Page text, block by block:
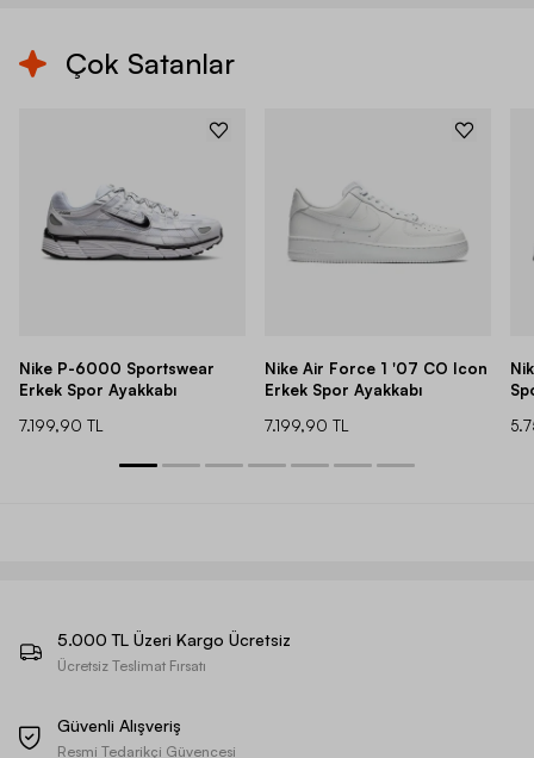
Çok Satanlar
Nike P-6000 Sportswear
Erkek Spor Ayakkabı
7.199,90 TL
Nike Air Force 1 '07 CO Icon
Erkek Spor Ayakkabı
7.199,90 TL
5.000 TL Üzeri Kargo Ücretsiz
Ücretsiz Teslimat Fırsatı
Güvenli Alışveriş
Resmi Tedarikçi Güvencesi